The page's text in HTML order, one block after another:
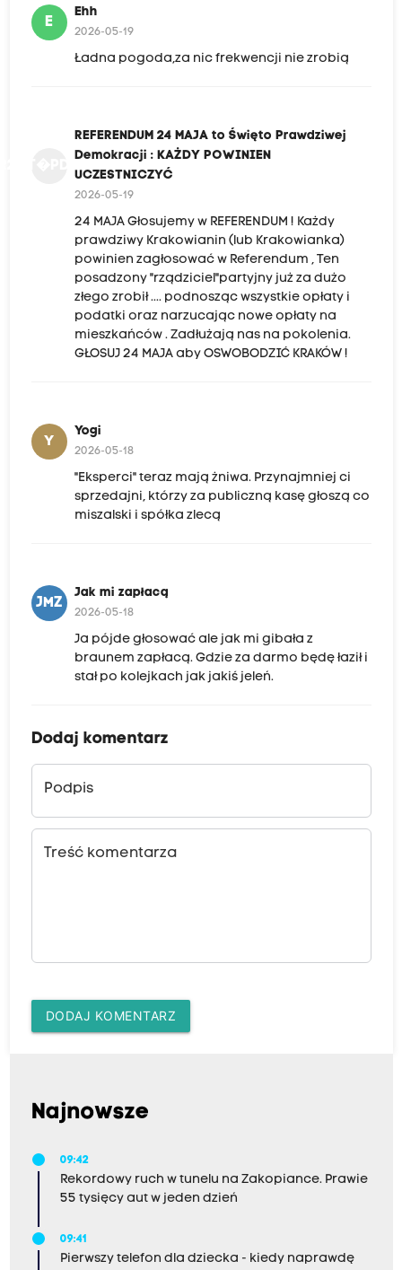
E
Ehh
2026-05-19
Ładna pogoda,za nic frekwencji nie zrobią
REFERENDUM 24 MAJA to Święto Prawdziwej
Demokracji : KAŻDY POWINIEN
UCZESTNICZYĆ
2026-05-19
24 MAJA Głosujemy w REFERENDUM ! Każdy
prawdziwy Krakowianin (lub Krakowianka)
powinien zagłosować w Referendum , Ten
posadzony "rządziciel"partyjny już za dużo
złego zrobił .... podnosząc wszystkie opłaty i
podatki oraz narzucając nowe opłaty na
mieszkańców . Zadłużają nas na pokolenia.
GŁOSUJ 24 MAJA aby OSWOBODZIĆ KRAKÓW !
Y
Yogi
2026-05-18
"Eksperci" teraz mają żniwa. Przynajmniej ci
sprzedajni, którzy za publiczną kasę głoszą co
miszalski i spółka zlecą
JMZ
Jak mi zapłacą
2026-05-18
Ja pójde głosować ale jak mi gibała z
braunem zapłacą. Gdzie za darmo będę łaził i
stał po kolejkach jak jakiś jeleń.
Dodaj komentarz
Podpis
Treść komentarza
DODAJ KOMENTARZ
Najnowsze
09:42
Rekordowy ruch w tunelu na Zakopiance. Prawie
55 tysięcy aut w jeden dzień
09:41
Pierwszy telefon dla dziecka - kiedy naprawdę